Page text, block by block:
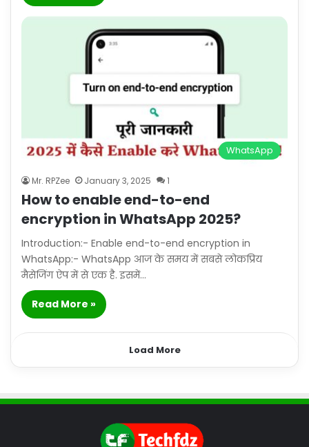
WhatsApp
Mr. RPZee January 3, 2025 1
How to enable end-to-end
encryption in WhatsApp 2025?
Introduction:- Enable end-to-end encryption in
WhatsApp:- WhatsApp आज के समय में सबसे लोकप्रिय
मैसेजिंग ऐप में से एक है. इसमें…
Read More »
Load More